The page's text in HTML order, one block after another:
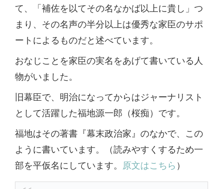
て、「補佐を以てその名なかば以上に貴し」つ
まり、その名声の半分以上は優秀な家臣のサポ
ートによるものだと述べています。
おなじことを家臣の実名をあげて書いている人
物がいました。
旧幕臣で、明治になってからはジャーナリスト
として活躍した福地源一郎（桜痴）です。
福地はその著書『幕末政治家』のなかで、この
ように書いています。（読みやすくするため一
部を平仮名にしています。 原文はこちら ）